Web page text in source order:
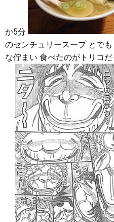
か5分
のセンチュリースープ とで
な佇まい 食べたのがトリコ